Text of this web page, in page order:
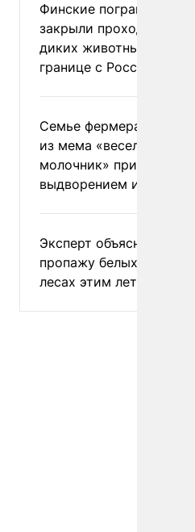
Финские пограничники
закрыли проходы для
диких животных на
границе с Россией
Семье фермера
из мема «веселый
молочник» пригрозили
выдворением из
Эксперт объяснил
пропажу белых грибов
лесах этим летом